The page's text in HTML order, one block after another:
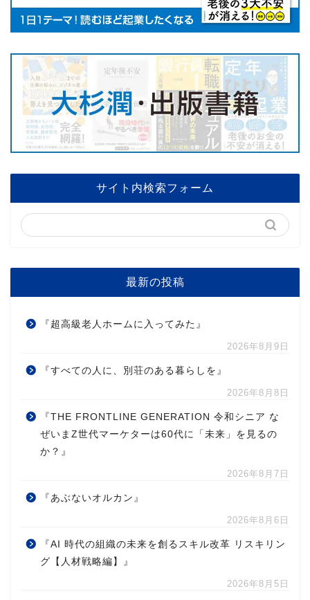
サイト内検索フォーム
最新の投稿
『超高級老人ホームに入ってみた』
2026年8月9日
『すべての人に、別荘のある暮らしを』
2026年8月8日
『THE FRONTLINE GENERATION 令和シニア な
ぜいまZ世代マーケターは60代に「未来」を見るの
か？』
2026年8月7日
『あぶないオルカン』
2026年8月6日
『AI 時代の組織の未来を創るスキル改革 リスキリン
グ【人材戦略編】』
2026年8月5日